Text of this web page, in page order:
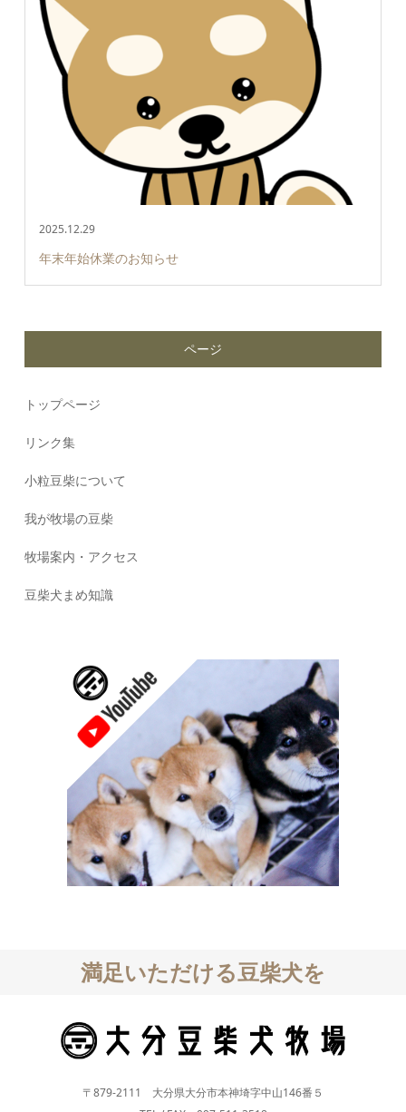
2025.12.29
年末年始休業のお知らせ
ページ
トップページ
リンク集
小粒豆柴について
我が牧場の豆柴
牧場案内・アクセス
豆柴犬まめ知識
満足いただける豆柴犬を
〒879-2111 大分県大分市本神埼字中山146番５